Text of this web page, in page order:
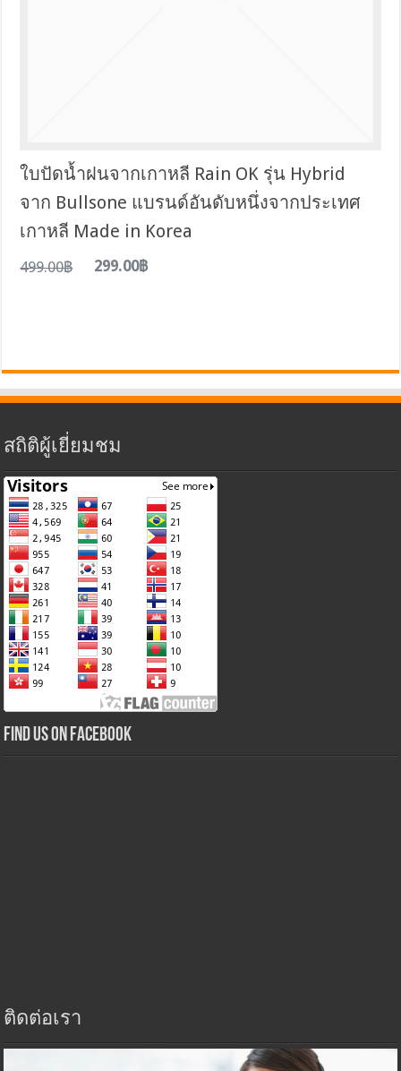
ใบปัดน้ำฝนจากเกาหลี Rain OK รุ่น Hybrid
จาก Bullsone แบรนด์อันดับหนึ่งจากประเทศ
เกาหลี Made in Korea
499.00฿ 299.00฿
สถิติผู้เยี่ยมชม
Find us on Facebook
ติดต่อเรา